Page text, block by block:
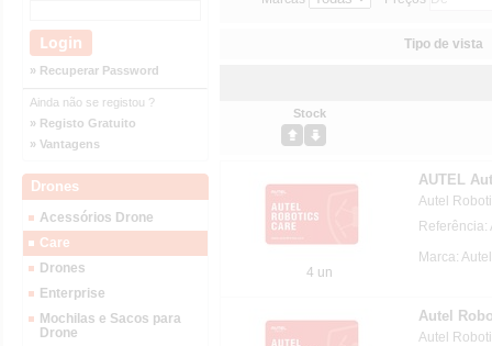
» Recuperar Password
Ainda não se registou ?
» Registo Gratuito
» Vantagens
Drones
Acessórios Drone
Care
Drones
Enterprise
Mochilas e Sacos para
Drone
Tipo de vista
Stock
4 un
AUTEL
Autel
Referência:
Marca:
Autel
Autel